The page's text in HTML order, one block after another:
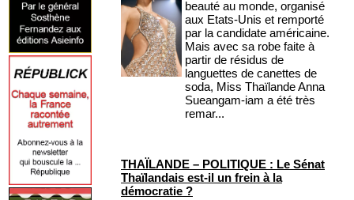
beauté au monde, organisé
aux Etats-Unis et remporté
par la candidate américaine.
Mais avec sa robe faite à
partir de résidus de
languettes de canettes de
soda, Miss Thaïlande Anna
Sueangam-iam a été très
remar...
THAÏLANDE – POLITIQUE : Le Sénat
Thaïlandais est-il un frein à la
démocratie ?